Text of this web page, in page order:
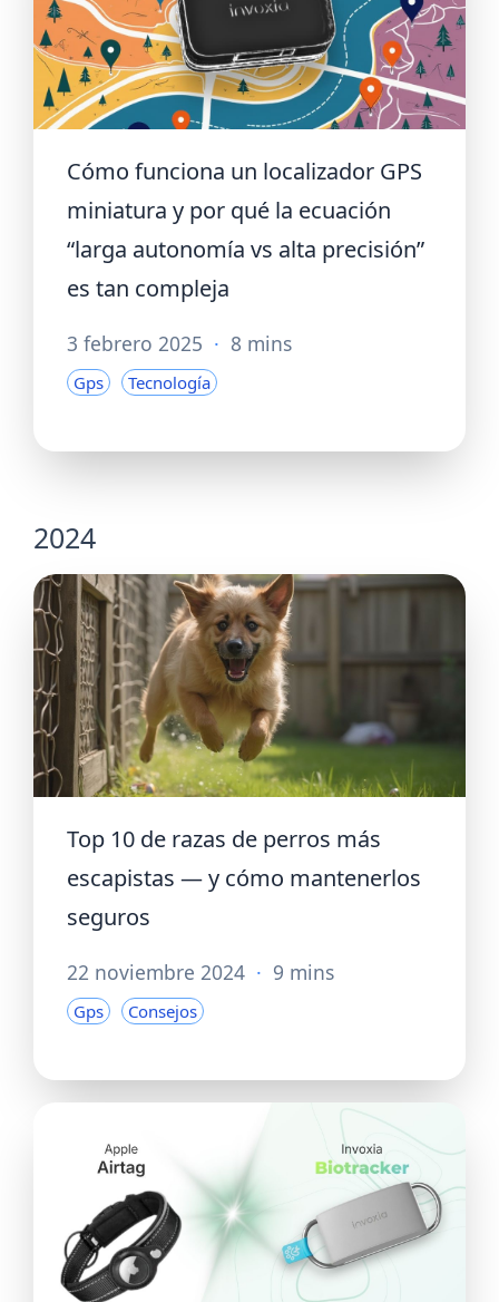
Cómo funciona un localizador GPS
miniatura y por qué la ecuación
“larga autonomía vs alta precisión”
es tan compleja
3 febrero 2025 · 8 mins
Gps Tecnología
2024
Top 10 de razas de perros más
escapistas — y cómo mantenerlos
seguros
22 noviembre 2024 · 9 mins
Gps Consejos